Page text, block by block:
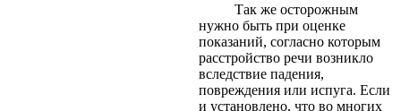
Так же осторожным
нужно быть при оценке
показаний, согласно которым
расстройство речи возникло
вследствие падения,
повреждения или испуга. Если
и установлено, что во многих